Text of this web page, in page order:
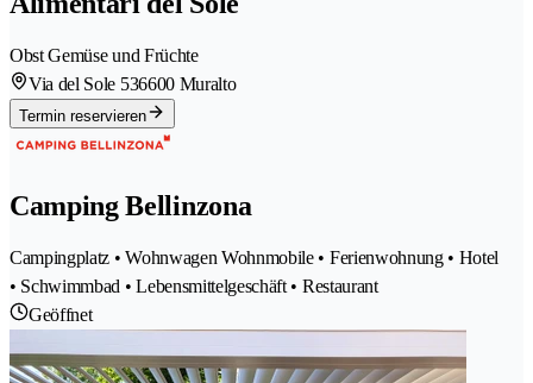
Obst Gemüse und Früchte
Via del Sole 536600 Muralto
Termin reservieren
Camping Bellinzona
Campingplatz • Wohnwagen Wohnmobile • Ferienwohnung • Hotel
• Schwimmbad • Lebensmittelgeschäft • Restaurant
Geöffnet